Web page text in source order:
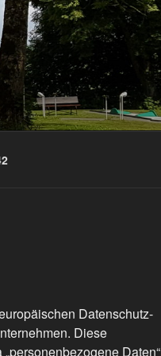
Datenschutz-
Diese
Daten“